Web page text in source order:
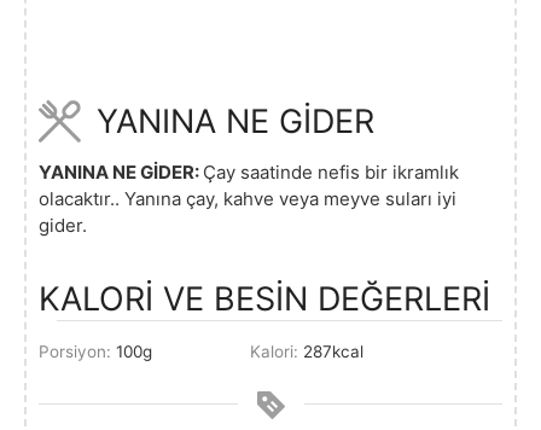
YANINA NE GİDER
YANINA NE GİDER: Çay saatinde nefis bir ikramlık
olacaktır.. Yanına çay, kahve veya meyve suları iyi
gider.
KALORİ VE BESİN DEĞERLERİ
Porsiyon: 100g Kalori: 287kcal